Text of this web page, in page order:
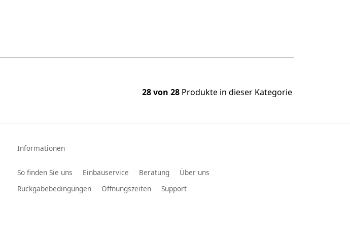
28 von 28 Produkte in dieser Kategorie
Informationen
So finden Sie uns Einbauservice Beratung
Über uns
Rückgabebedingungen
Öffnungszeiten Support